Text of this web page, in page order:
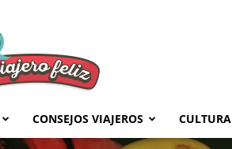
Feliz
CONSEJOS VIAJEROS CULTURA